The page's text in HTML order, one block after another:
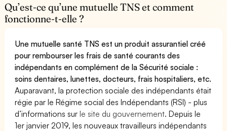
Qu’est-ce qu’une mutuelle TNS et comment
fonctionne-t-elle ?
Une mutuelle santé TNS est un produit assurantiel créé
pour rembourser les frais de santé courants des
indépendants en complément de la Sécurité sociale :
soins dentaires, lunettes, docteurs, frais hospitaliers, etc.
Auparavant, la protection sociale des indépendants était
régie par le Régime social des Indépendants (RSI) - plus
d’informations surle site du gouvernement. Depuis le
1er janvier 2019, les nouveaux travailleurs indépendants